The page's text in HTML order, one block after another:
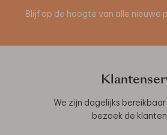
Blijf op de hoogte van alle nieuwe
We zijn dagelijks
bezoek de